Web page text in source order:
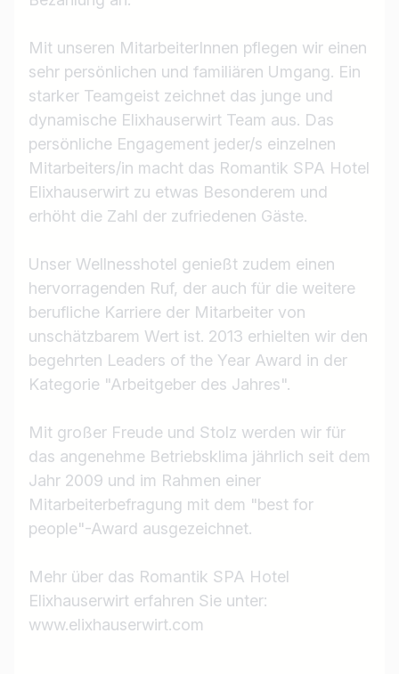
Mit unseren MitarbeiterInnen pflegen wir einen
sehr persönlichen und familiären Umgang. Ein
starker Teamgeist zeichnet das junge und
dynamische Elixhauserwirt Team aus. Das
persönliche Engagement jeder/s einzelnen
Mitarbeiters/in macht das Romantik SPA Hotel
Elixhauserwirt zu etwas Besonderem und
erhöht die Zahl der zufriedenen Gäste.
Unser Wellnesshotel genießt zudem einen
hervorragenden Ruf, der auch für die weitere
berufliche Karriere der Mitarbeiter von
unschätzbarem Wert ist. 2013 erhielten wir den
begehrten Leaders of the Year Award in der
Kategorie "Arbeitgeber des Jahres".
Mit großer Freude und Stolz werden wir für
das angenehme Betriebsklima jährlich seit dem
Jahr 2009 und im Rahmen einer
Mitarbeiterbefragung mit dem "best for
people"-Award ausgezeichnet.
Mehr über das Romantik SPA Hotel
Elixhauserwirt erfahren Sie unter:
www.elixhauserwirt.com
Ich suche nach …
Jobtitel
z.B. Österreich
Land / Bundesland
Jobs finden